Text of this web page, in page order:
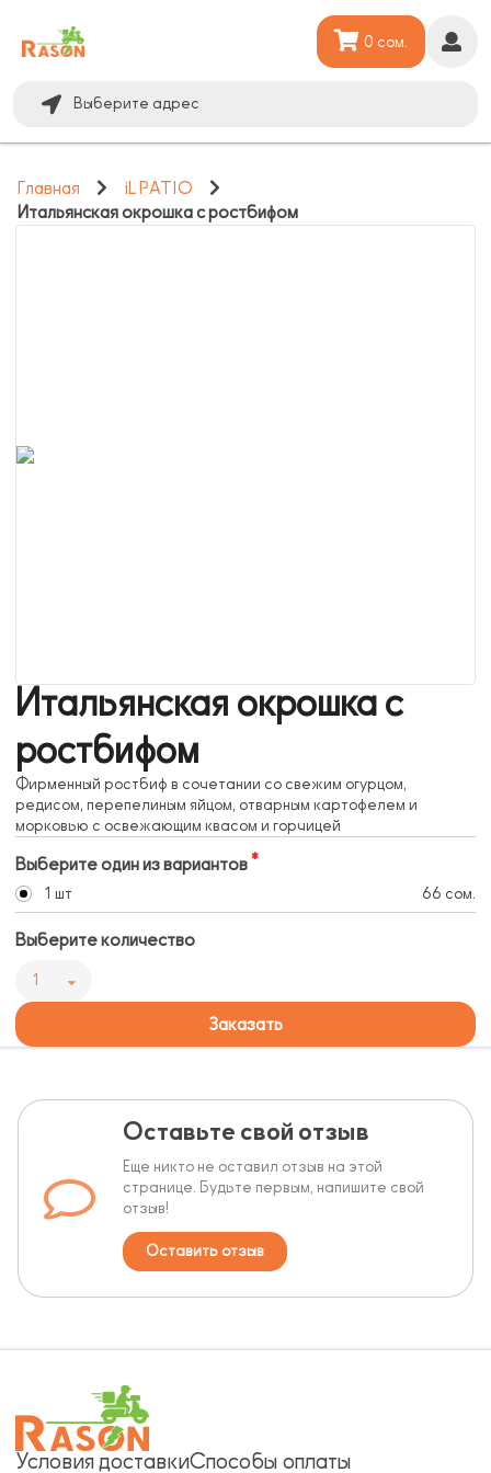
Выберите адрес
0 сом.
Главная
iL PATIO
Итальянская окрошка с ростбифом
Итальянская окрошка с
ростбифом
Фирменный ростбиф в сочетании со свежим огурцом,
редисом, перепелиным яйцом, отварным картофелем и
морковью с освежающим квасом и горчицей
Выберите один из вариантов
1 шт 66 сом.
Выберите количество
1
Заказать
Оставьте свой отзыв
Еще никто не оставил отзыв на этой
странице. Будьте первым, напишите свой
отзыв!
Оставить отзыв
Условия доставкиСпособы оплаты